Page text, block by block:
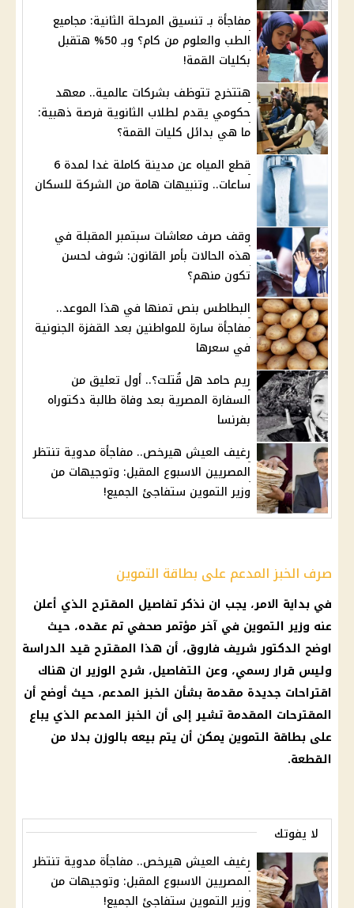
مفاجأة بـ تنسيق المرحلة الثانية: مجاميع
الطب والعلوم من كام؟ وبـ 50% هتقبل
بكليات القمة!
هتتخرج تتوظف بشركات عالمية.. معهد
حكومي يقدم لطلاب الثانوية فرصة ذهبية:
ما هي بدائل كليات القمة؟
قطع المياه عن مدينة كاملة غدا لمدة 6
ساعات.. وتنبيهات هامة من الشركة للسكان
وقف صرف معاشات سبتمبر المقبلة في
هذه الحالات بأمر القانون: شوف لحسن
تكون منهم؟
البطاطس بنص تمنها في هذا الموعد..
مفاجأة سارة للمواطنين بعد القفزة الجنونية
في سعرها
ريم حامد هل قُتلت؟.. أول تعليق من
السفارة المصرية بعد وفاة طالبة دكتوراه
بفرنسا
رغيف العيش هيرخص.. مفاجأة مدوية تنتظر
المصريين الاسبوع المقبل: وتوجيهات من
وزير التموين ستفاجئ الجميع!
صرف الخبز المدعم على بطاقة التموين
في بداية الامر، يجب ان نذكر تفاصيل المقترح الذي أعلن
عنه وزير التموين في آخر مؤتمر صحفي تم عقده، حيث
اوضح الدكتورشريف فاروق، أن هذا المقترح قيد الدراسة
وليس قراررسمي، وعن التفاصيل، شرح الوزير ان هناك
اقتراحات جديدة مقدمة بشأن الخبز المدعم، حيث أوضح أن
المقترحات المقدمة تشير إلى أن الخبز المدعم الذي يباع
على بطاقة التموين يمكن أن يتم بيعه بالوزن بدلا من
القطعة.
لا يفوتك
رغيف العيش هيرخص.. مفاجأة مدوية تنتظر
المصريين الاسبوع المقبل: وتوجيهات من
وزير التموين ستفاجئ الجميع!